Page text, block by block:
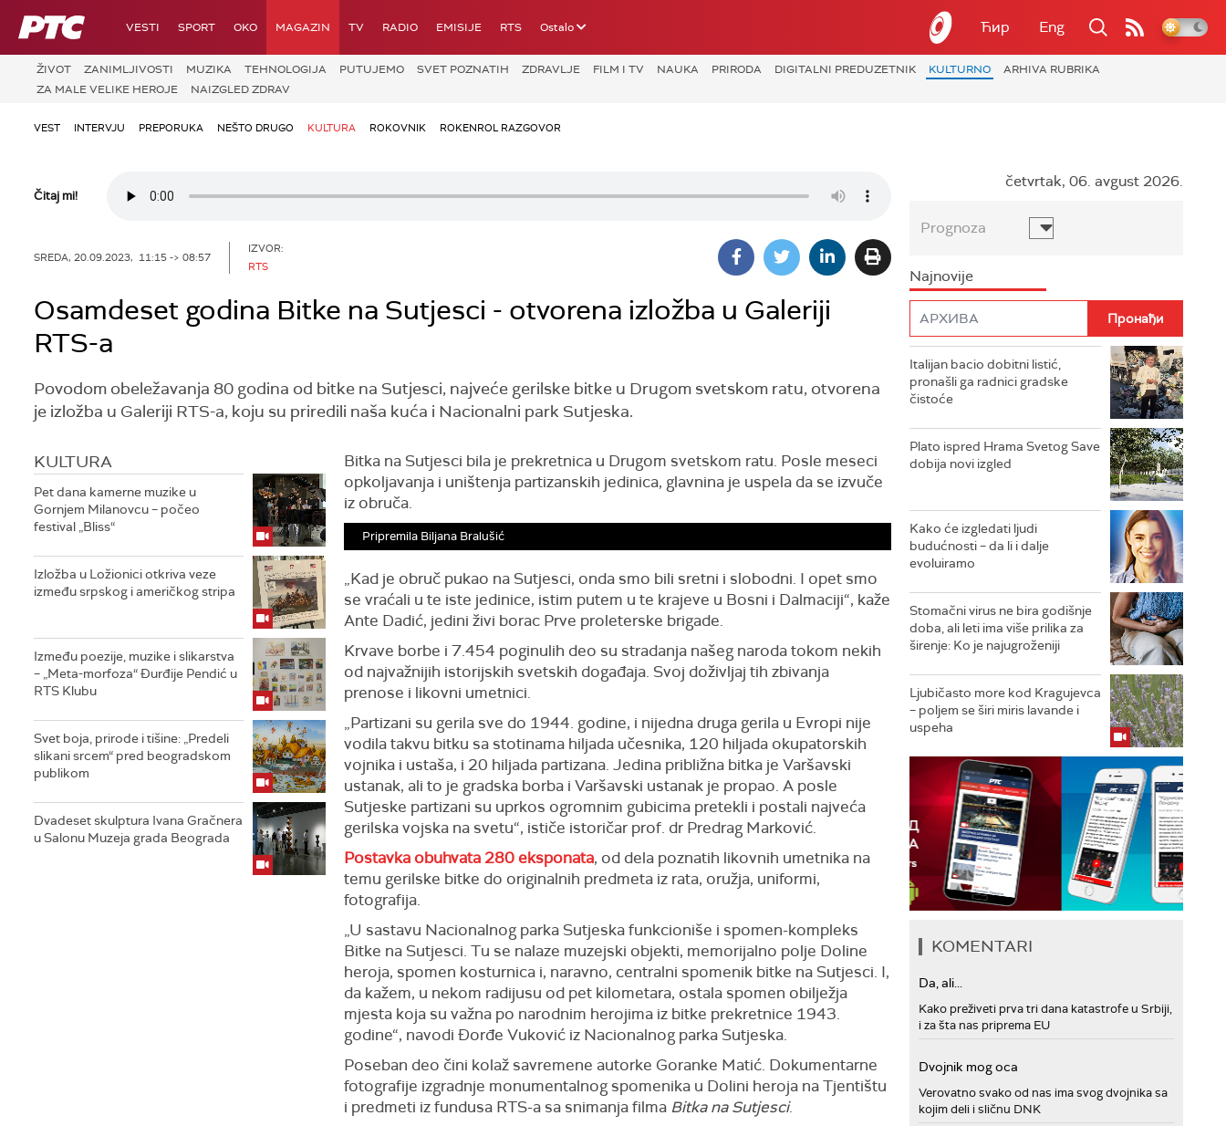
RTS VESTI SPORT OKO MAGAZIN TV RADIO EMISIJE RTS Ostalo Ћир Eng
ŽIVOT ZANIMLJIVOSTI MUZIKA TEHNOLOGIJA PUTUJEMO SVET POZNATIH ZDRAVLJE FILM I TV NAUKA PRIRODA DIGITALNI PREDUZETNIK KULTURNO
ARHIVA RUBRIKA
ZA MALE VELIKE HEROJE
NAIZGLED ZDRAV
VEST INTERVJU PREPORUKA NEŠTO DRUGO KULTURA ROKOVNIK ROKENROL RAZGOVOR
Čitaj mi!
SREDA, 20.09.2023, 11:15 -> 08:57
IZVOR:
RTS
Osamdeset godina Bitke na Sutjesci - otvorena izložba u Galeriji
RTS-a
Povodom obeležavanja 80 godina od bitke na Sutjesci, najveće gerilske bitke u Drugom svetskom ratu, otvorena
je izložba u Galeriji RTS-a, koju su priredili naša kuća i Nacionalni park Sutjeska.
KULTURA
Pet dana kamerne muzike u
Gornjem Milanovcu – počeo
festival „Bliss“
Izložba u Ložionici otkriva veze
između srpskog i američkog stripa
Između poezije, muzike i slikarstva
– „Meta-morfoza“ Đurđije Pendić u
RTS Klubu
Svet boja, prirode i tišine: „Predeli
slikani srcem“ pred beogradskom
publikom
Dvadeset skulptura Ivana Gračnera
u Salonu Muzeja grada Beograda
Bitka na Sutjesci bila je prekretnica u Drugom svetskom ratu. Posle meseci
opkoljavanja i uništenja partizanskih jedinica, glavnina je uspela da se izvuče
iz obruča.
Pripremila Biljana Bralušić
„Kad je obruč pukao na Sutjesci, onda smo bili sretni i slobodni. I opet smo
se vraćali u te iste jedinice, istim putem u te krajeve u Bosni i Dalmaciji“, kaže
Ante Dadić, jedini živi borac Prve proleterske brigade.
Krvave borbe i 7.454 poginulih deo su stradanja našeg naroda tokom nekih
od najvažnijih istorijskih svetskih događaja. Svoj doživljaj tih zbivanja
prenose i likovni umetnici.
„Partizani su gerila sve do 1944. godine, i nijedna druga gerila u Evropi nije
vodila takvu bitku sa stotinama hiljada učesnika, 120 hiljada okupatorskih
vojnika i ustaša, i 20 hiljada partizana. Jedina približna bitka je Varšavski
ustanak, ali to je gradska borba i Varšavski ustanak je propao. A posle
Sutjeske partizani su uprkos ogromnim gubicima pretekli i postali najveća
gerilska vojska na svetu“, ističe istoričar prof. dr Predrag Marković.
Postavka obuhvata 280 eksponata, od dela poznatih likovnih umetnika na
temu gerilske bitke do originalnih predmeta iz rata, oružja, uniformi,
fotografija.
„U sastavu Nacionalnog parka Sutjeska funkcioniše i spomen-kompleks
Bitke na Sutjesci. Tu se nalaze muzejski objekti, memorijalno polje Doline
heroja, spomen kosturnica i, naravno, centralni spomenik bitke na Sutjesci. I,
da kažem, u nekom radijusu od pet kilometara, ostala spomen obilježja
mjesta koja su važna po narodnim herojima iz bitke prekretnice 1943.
godine“, navodi Đorđe Vuković iz Nacionalnog parka Sutjeska.
Poseban deo čini kolaž savremene autorke Goranke Matić. Dokumentarne
fotografije izgradnje monumentalnog spomenika u Dolini heroja na Tjentištu
i predmeti iz fundusa RTS-a sa snimanja filma Bitka na Sutjesci.
četvrtak, 06. avgust 2026.
Prognoza
Najnovije
Italijan bacio dobitni listić,
pronašli ga radnici gradske
čistoće
Plato ispred Hrama Svetog Save
dobija novi izgled
Kako će izgledati ljudi
budućnosti – da li i dalje
evoluiramo
Stomačni virus ne bira godišnje
doba, ali leti ima više prilika za
širenje: Ko je najugroženiji
Ljubičasto more kod Kragujevca
– poljem se širi miris lavande i
uspeha
KOMENTARI
Da, ali...
Kako preživeti prva tri dana katastrofe u Srbiji,
i za šta nas priprema EU
Dvojnik mog oca
Verovatno svako od nas ima svog dvojnika sa
kojim deli i sličnu DNK